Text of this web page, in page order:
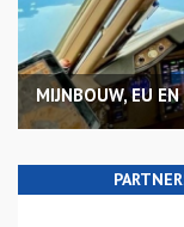
MIJNBOUW, EU